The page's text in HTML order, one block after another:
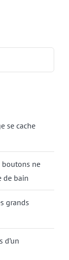
se cache
boutons ne
de bain
grands
d’un